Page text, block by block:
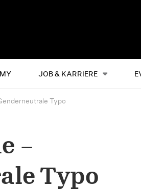
JOB & KARRIERE Alles
Typo
–
Typo